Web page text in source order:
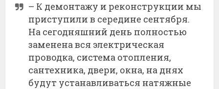
– К демонтажу и реконструкции мы
приступили в середине сентября.
На сегодняшний день полностью
заменена вся электрическая
проводка, система отопления,
сантехника, двери, окна, на днях
будут устанавливаться натяжные